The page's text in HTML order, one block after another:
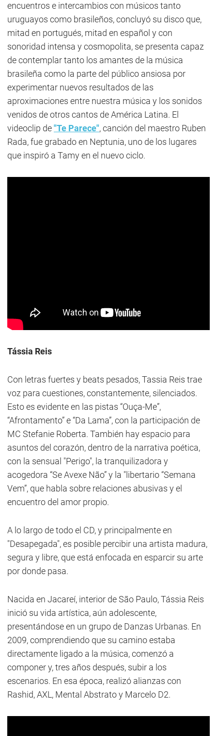
encuentros e intercambios con músicos tanto
uruguayos como brasileños, concluyó su disco que,
mitad en portugués, mitad en español y con
sonoridad intensa y cosmopolita, se presenta capaz
de contemplar tanto los amantes de la música
brasileña como la parte del público ansiosa por
experimentar nuevos resultados de las
aproximaciones entre nuestra música y los sonidos
venidos de otros cantos de América Latina. El
videoclip de"Te Parece", canción del maestro Ruben
Rada, fue grabado en Neptunia, uno de los lugares
que inspiró a Tamy en el nuevo ciclo.
Tássia Reis
Con letras fuertes y beats pesados, Tassia Reis trae
voz para cuestiones, constantemente, silenciados.
Esto es evidente en las pistas “Ouça-Me”,
“Afrontamento” e “Da Lama”, con la participación de
MC Stefanie Roberta. También hay espacio para
asuntos del corazón, dentro de la narrativa poética,
con la sensual "Perigo", la tranquilizadora y
acogedora “Se Avexe Não” y la "libertario “Semana
Vem”, que habla sobre relaciones abusivas y el
encuentro del amor propio.
A lo largo de todo el CD, y principalmente en
"Desapegada", es posible percibir una artista madura,
segura y libre, que está enfocada en esparcir su arte
por donde pasa.
Nacida en Jacareí, interior de São Paulo, Tássia Reis
inició su vida artística, aún adolescente,
presentándose en un grupo de Danzas Urbanas. En
2009, comprendiendo que su camino estaba
directamente ligado a la música, comenzó a
componer y, tres años después, subir a los
escenarios. En esa época, realizó alianzas con
Rashid, AXL, Mental Abstrato y Marcelo D2.